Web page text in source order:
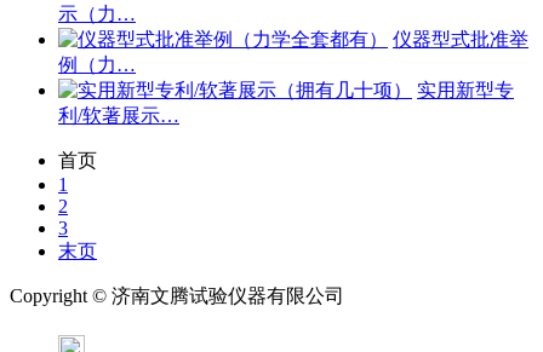
示（力…
仪器型式批准举
例（力…
实用新型专
利/软著展示…
首页
1
2
3
末页
Copyright © 济南文腾试验仪器有限公司